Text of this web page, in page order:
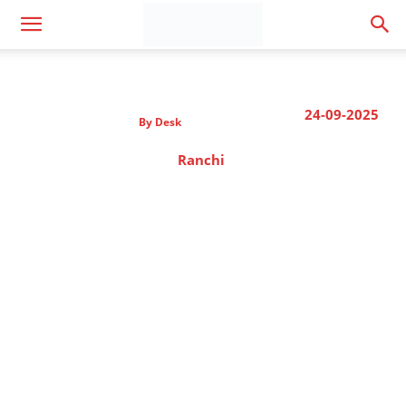
24-09-2025
By Desk
Ranchi